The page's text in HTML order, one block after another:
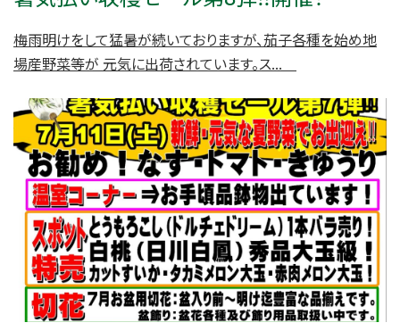
梅雨明けをして猛暑が続いておりますが、茄子各種を始め地
場産野菜等が 元気に出荷されています。ス...